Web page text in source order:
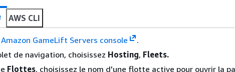
AWS CLI
Amazon GameLift Servers console
.
de navigation, choisissez Hosting, Fleets.
Flottes, choisissez le nom d'une flotte active pour ouvrir la